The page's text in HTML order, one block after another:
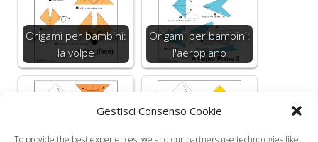
Gestisci Consenso Cookie
To provide the best experiences, we and our partners use technologies like
Origami per bambini:
la volpe
Origami per bambini:
l'aeroplano